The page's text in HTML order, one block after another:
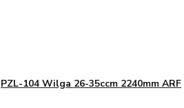
PZL-104 Wilga 26-35ccm 2240mm ARF